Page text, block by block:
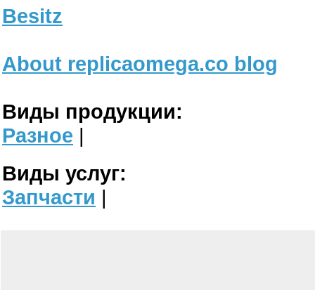
Besitz
About replicaomega.co blog
Виды продукции:
Разное |
Виды услуг:
Запчасти |